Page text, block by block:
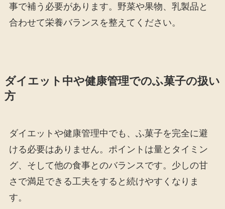
事で補う必要があります。野菜や果物、乳製品と
合わせて栄養バランスを整えてください。
ダイエット中や健康管理でのふ菓子の扱い
方
ダイエットや健康管理中でも、ふ菓子を完全に避
ける必要はありません。ポイントは量とタイミン
グ、そして他の食事とのバランスです。少しの甘
さで満足できる工夫をすると続けやすくなりま
す。